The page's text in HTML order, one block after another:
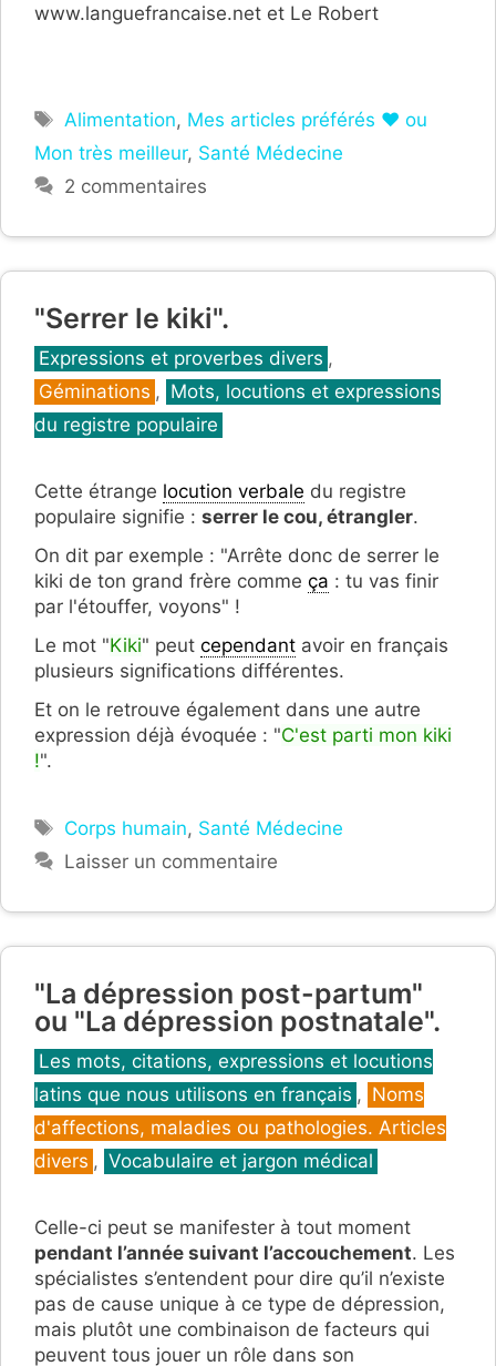
www.languefrancaise.net et Le Robert
Étiquettes
Alimentation, Mes articles préférés ❤ ou
Mon très meilleur, Santé Médecine
2 commentaires
"Serrer le kiki".
Catégories
Expressions et proverbes divers ,
Géminations , Mots, locutions et expressions
du registre populaire
Cette étrange locution verbale du registre
populaire signifie : serrer le cou, étrangler.
On dit par exemple : "Arrête donc de serrer le
kiki de ton grand frère comme ça : tu vas finir
par l'étouffer, voyons" !
Le mot "Kiki" peut cependant avoir en français
plusieurs significations différentes.
Et on le retrouve également dans une autre
expression déjà évoquée : "C'est parti mon kiki
!".
Étiquettes
Corps humain, Santé Médecine
Laisser un commentaire
"La dépression post-partum"
ou "La dépression postnatale".
Catégories
Les mots, citations, expressions et locutions
latins que nous utilisons en français , Noms
d'affections, maladies ou pathologies. Articles
divers , Vocabulaire et jargon médical
Celle-ci peut se manifester à tout moment
pendant l’année suivant l’accouchement. Les
spécialistes s’entendent pour dire qu’il n’existe
pas de cause unique à ce type de dépression,
mais plutôt une combinaison de facteurs qui
peuvent tous jouer un rôle dans son